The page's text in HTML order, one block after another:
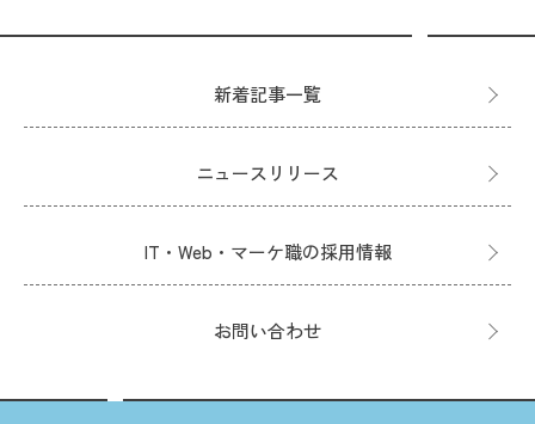
新着記事一覧
ニュースリリース
IT・Web・マーケ職の採用情報
お問い合わせ